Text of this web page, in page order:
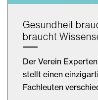
Gesundheit
braucht
Der Verein
stellt einen
Fachleuten